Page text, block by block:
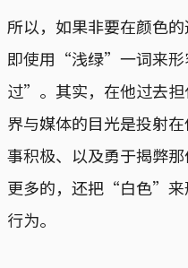
所以，如果非要在颜色
即使用“浅绿”一词来
过”。其实，在他过去
界与媒体的目光是投射
事积极、以及勇于揭弊那
更多的，还把“白色”来
行为。